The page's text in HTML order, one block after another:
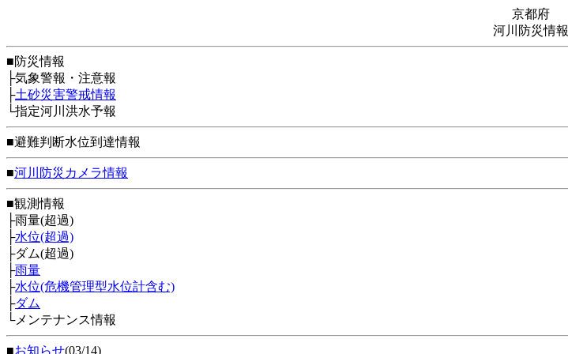
京都府
河川防災情報
■防災情報
├気象警報・注意報
├土砂災害警戒情報
└指定河川洪水予報
■避難判断水位到達情報
■河川防災カメラ情報
■観測情報
├雨量(超過)
├水位(超過)
├ダム(超過)
├雨量
├水位(危機管理型水位計含む)
├ダム
└メンテナンス情報
■お知らせ(03/14)